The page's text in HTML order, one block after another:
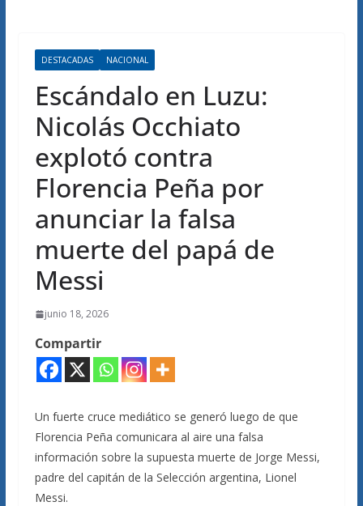
DESTACADAS NACIONAL
Escándalo en Luzu:
Nicolás Occhiato
explotó contra
Florencia Peña por
anunciar la falsa
muerte del papá de
Messi
junio 18, 2026
Compartir
Un fuerte cruce mediático se generó luego de que
Florencia Peña comunicara al aire una falsa
información sobre la supuesta muerte de Jorge Messi,
padre del capitán de la Selección argentina, Lionel
Messi.